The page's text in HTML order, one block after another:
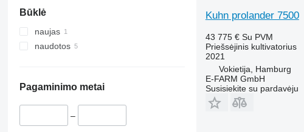
Būklė
naujas
naudotos
Pagaminimo metai
–
Kuhn prolander 7500
43 775 € Su PVM
Priešsėjinis kultivatorius
2021
Vokietija, Hamburg
E-FARM GmbH
Susisiekite su pardavėju